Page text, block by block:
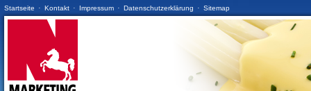
Startseite · Kontakt · Impressum · Datenschutzerklärung · Sitemap